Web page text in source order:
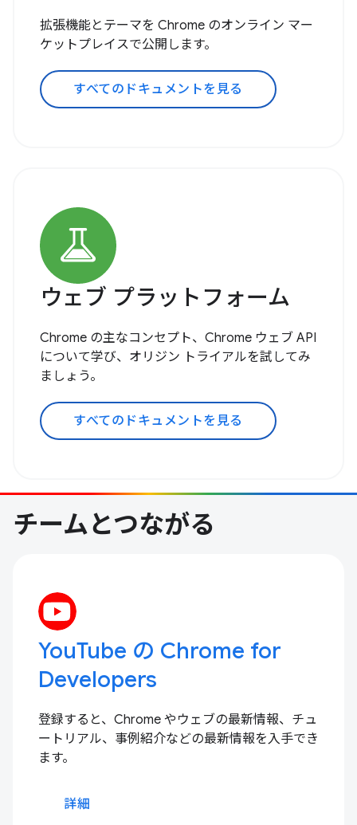
拡張機能とテーマを Chrome のオンライン マー
ケットプレイスで公開します。
すべてのドキュメントを見る
ウェブ プラットフォーム
Chrome の主なコンセプト、Chrome ウェブ API
について学び、オリジン トライアルを試してみ
ましょう。
すべてのドキュメントを見る
チームとつながる
YouTube の Chrome for
Developers
登録すると、Chrome やウェブの最新情報、チュ
ートリアル、事例紹介などの最新情報を入手でき
ます。
詳細